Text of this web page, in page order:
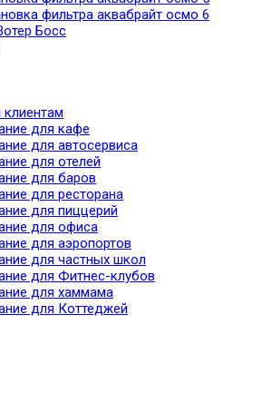
фильтра аквабрайт осмо 6
Босс
для кафе
для автосервиса
для отелей
для баров
для ресторана
для пиццерий
для офиса
для аэропортов
для частных школ
для Фитнес-клубов
для хаммама
для Коттеджей